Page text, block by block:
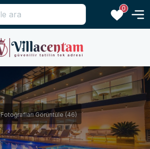
0
Fotoğrafları Görüntüle (46)